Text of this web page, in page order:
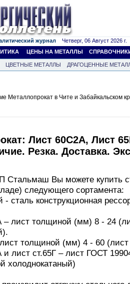
журнал Четверг, 06 Август 2026 г.
ЦЕНЫ НА МЕТАЛЛЫ
ЦВЕТНЫЕ МЕТАЛЛЫ
ДРАГОЦЕННЫЕ
Металлопрокат в Чите и Забайкальском
Лист 60С2А, Лист
Резка. Доставка.
Стальмаш Вы можете купить
следующего сортамента:
- сталь конструкционная
– лист толщиной (мм) 8 - 24
толщиной (мм) 4 - 60 (лист
и лист ст.65Г – лист ГОСТ
холоднокатаный)